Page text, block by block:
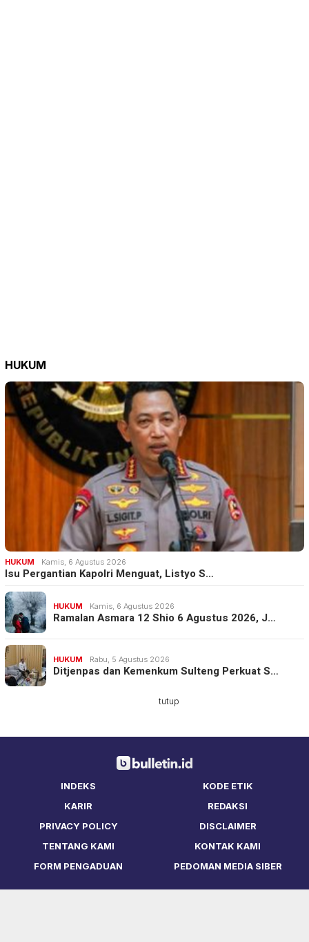
HUKUM
HUKUM Kamis, 6 Agustus 2026
Isu Pergantian Kapolri Menguat, Listyo S…
HUKUM Kamis, 6 Agustus 2026
Ramalan Asmara 12 Shio 6 Agustus 2026, J…
HUKUM Rabu, 5 Agustus 2026
Ditjenpas dan Kemenkum Sulteng Perkuat S…
INDEKS
KODE ETIK
KARIR
REDAKSI
PRIVACY POLICY
DISCLAIMER
TENTANG KAMI
KONTAK KAMI
FORM PENGADUAN
PEDOMAN MEDIA SIBER
tutup